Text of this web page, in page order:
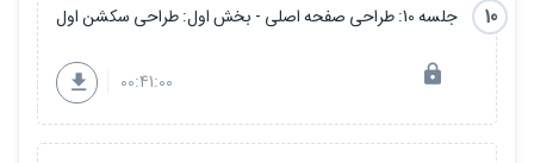
10 جلسه 10: طراحی صفحه اصلی - بخش اول: طراحی سکشن اول
00:41:00